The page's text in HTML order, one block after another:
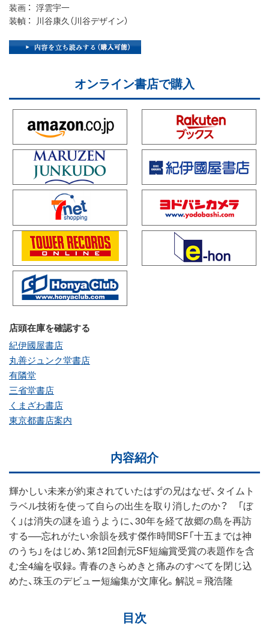
装画
浮雲宇一
装幀
川谷康久（川谷デザイン）
オンライン書店で購入
店頭在庫を確認する
紀伊國屋書店
丸善ジュンク堂書店
有隣堂
三省堂書店
くまざわ書店
東京都書店案内
内容紹介
輝かしい未来が約束されていたはずの兄はなぜ、タイムト
ラベル技術を使って自らの出生を取り消したのか？ 「ぼ
く」は消失の謎を追うように、30年を経て故郷の島を再訪
する──忘れがたい余韻を残す傑作時間SF「十五までは神
のうち」をはじめ、第12回創元SF短編賞受賞の表題作を含
む全4編を収録。青春のきらめきと痛みのすべてを閉じ込
めた、珠玉のデビュー短編集が文庫化。解説＝飛浩隆
目次